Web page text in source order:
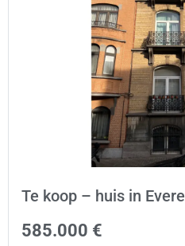
Te koop – huis in Evere
585.000 €